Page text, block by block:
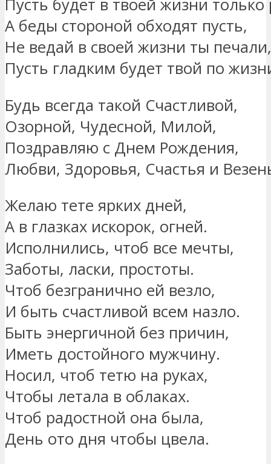
Пусть будет в твоей жизни только
А беды стороной обходят пусть,
Не ведай в своей жизни ты печали,
Пусть гладким будет твой по
Будь всегда такой Счастливой,
Озорной, Чудесной, Милой,
Поздравляю с Днем Рождения,
Любви, Здоровья, Счастья и
Желаю тете ярких дней,
А в глазках искорок, огней.
Исполнились, чтоб все мечты,
Заботы, ласки, простоты.
Чтоб безгранично ей везло,
И быть счастливой всем назло.
Быть энергичной без причин,
Иметь достойного мужчину.
Носил, чтоб тетю на руках,
Чтобы летала в облаках.
Чтоб радостной она была,
День ото дня чтобы цвела.